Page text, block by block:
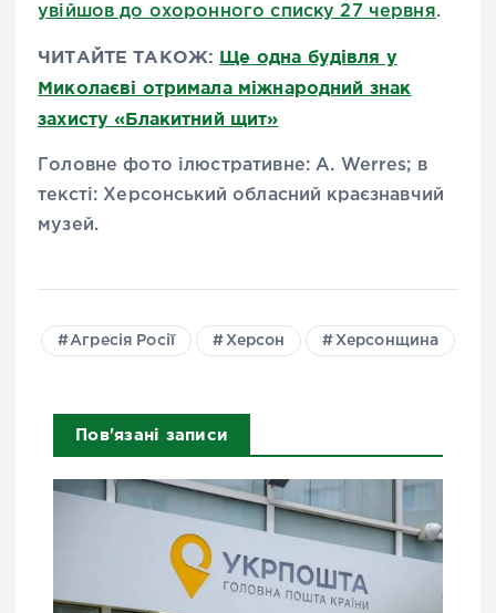
увійшов до охоронного списку 27 червня.
ЧИТАЙТЕ ТАКОЖ: Ще одна будівля у
Миколаєві отримала міжнародний знак
захисту «Блакитний щит»
Головне фото ілюстративне: A. Werres; в
тексті: Херсонський обласний краєзнавчий
музей.
Агресія Росії Херсон Херсонщина
Пов'язані записи